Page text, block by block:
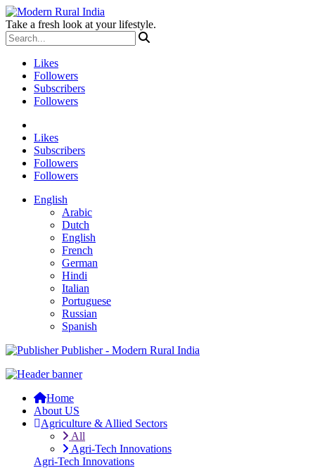
Take a fresh look at your lifestyle.
Likes
Followers
Subscribers
Followers
Likes
Subscribers
Followers
Followers
English
Arabic
Dutch
English
French
German
Hindi
Italian
Portuguese
Russian
Spanish
Publisher - Modern Rural India
Home
About US
Agriculture & Allied Sectors
All
Agri-Tech Innovations
Agri-Tech Innovations